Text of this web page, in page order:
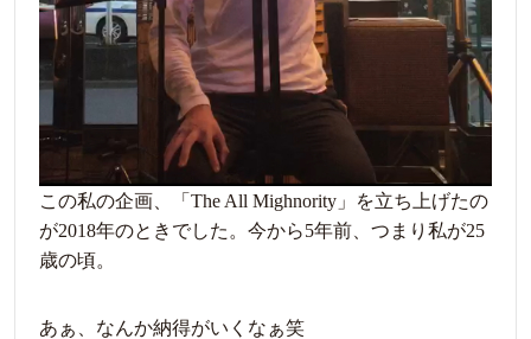
この私の企画、「The All Mighnority」を立ち上げたの
が2018年のときでした。今から5年前、つまり私が25
歳の頃。
あぁ、なんか納得がいくなぁ笑